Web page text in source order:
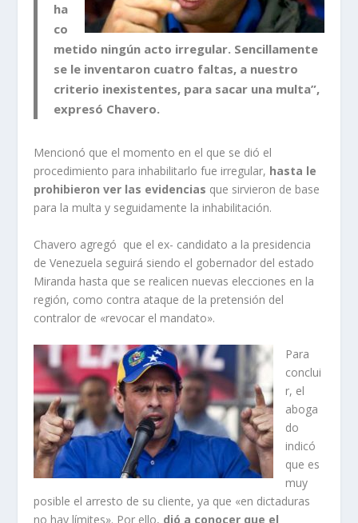
ha
co
metido ningún acto irregular. Sencillamente
se le inventaron cuatro faltas, a nuestro
criterio inexistentes, para sacar una multa”,
expresó Chavero.
Mencionó que el momento en el que se dió el
procedimiento para inhabilitarlo fue irregular, hasta le
prohibieron ver las evidencias que sirvieron de base
para la multa y seguidamente la inhabilitación.
Chavero agregó que el ex- candidato a la presidencia
de Venezuela seguirá siendo el gobernador del estado
Miranda hasta que se realicen nuevas elecciones en la
región, como contra ataque de la pretensión del
contralor de «revocar el mandato».
Para
conclui
r, el
aboga
do
indicó
que es
muy
posible el arresto de su cliente, ya que «en dictaduras
no hay límites». Por ello, dió a conocer que el